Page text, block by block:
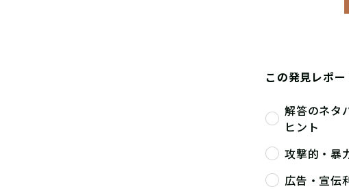
この発見レポ
解答のネタ
ヒント
攻撃的・暴
広告・宣伝